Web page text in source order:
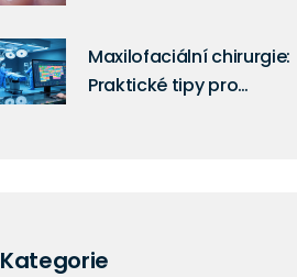
Maxilofaciální chirurgie:
Praktické tipy pro
Kategorie